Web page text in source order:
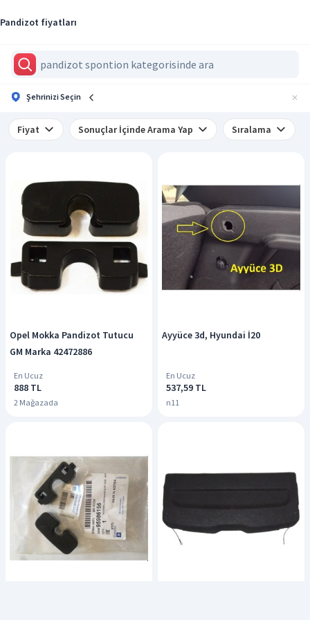
Pandizot fiyatları
Şehrinizi Seçin
Fiyat Sonuçlar İçinde Arama Yap Sıralama
Opel Mokka Pandizot Tutucu
GM Marka 42472886
En Ucuz
888 TL
2 Mağazada
Ayyüce 3d, Hyundai İ20
En Ucuz
537,59 TL
n11